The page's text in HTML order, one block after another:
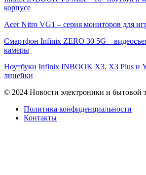
корпусе
Acer Nitro VG1 – серия мониторов для
Смартфон Infinix ZERO 30 5G –
камеры
Ноутбуки Infinix INBOOK X3, X3 Plus и
линейки
© 2024 Новости электроники и бытовой
Политика конфиденциальности
Контакты